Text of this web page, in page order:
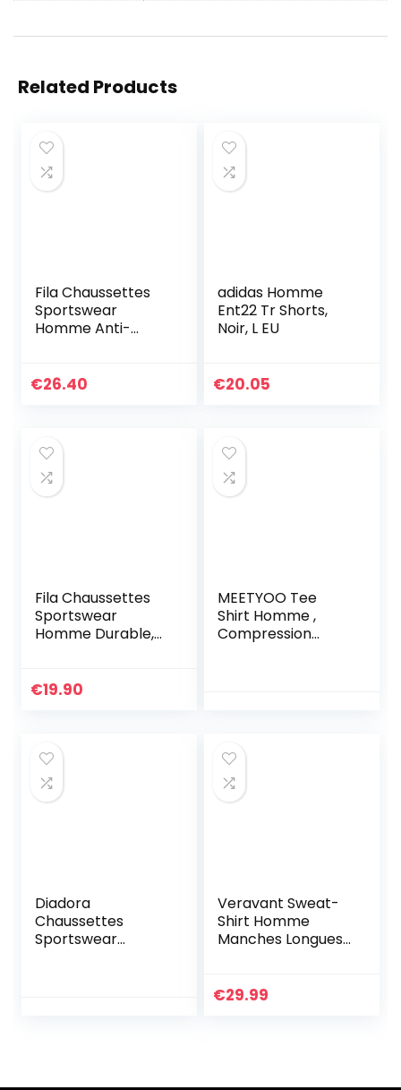
Related Products
Fila Chaussettes
Sportswear
Homme Anti-
Homme, Ultra-
€26.40
adidas Homme
Ent22 Tr Shorts,
Noir, L EU
€20.05
Fila Chaussettes
Sportswear
Homme Durable,
Soft Touch (Lot de
€19.90
MEETYOO Tee
Shirt Homme ,
Compression
Diadora
Chaussettes
Sportswear
Veravant Sweat-
Shirt Homme
Manches Longues
Veste Sport –
€29.99